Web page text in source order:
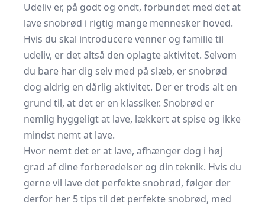
Udeliv er, på godt og ondt, forbundet med det at
lave snobrød i rigtig mange mennesker hoved.
Hvis du skal introducere venner og familie til
udeliv, er det altså den oplagte aktivitet. Selvom
du bare har dig selv med på slæb, er snobrød
dog aldrig en dårlig aktivitet. Der er trods alt en
grund til, at det er en klassiker. Snobrød er
nemlig hyggeligt at lave, lækkert at spise og ikke
mindst nemt at lave.
Hvor nemt det er at lave, afhænger dog i høj
grad af dine forberedelser og din teknik. Hvis du
gerne vil lave det perfekte snobrød, følger der
derfor her 5 tips til det perfekte snobrød, med